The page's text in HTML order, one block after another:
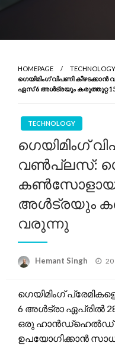
HOMEPAGE
TECHNOLOGY
ഗെയിമിംഗ് വിപണി
ഏസ് 6 അൾട്രയും കരുത്തുറ്റ
TECHNOLOGY
ഗെയിമിംഗ്
വൺപ്ലസ്:
അൾട്രയും
വരുന്നു
Hemant Singh
ഗെയിമിംഗ്
6 അൾട്രാ ഏപ്രിൽ
ഒരു ഹാൻഡ്‌ഹെൽഡ്
ഉപയോഗിക്കാൻ